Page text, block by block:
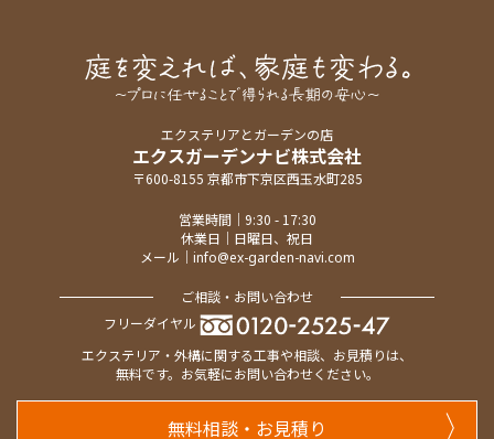
エクステリアとガーデンの店
エクスガーデンナビ株式会社
〒600-8155 京都市下京区西玉水町285
営業時間｜9:30 - 17:30
休業日｜日曜日、祝日
メール｜ info@ex-garden-navi.com
ご相談・お問い合わせ
フリーダイヤル
エクステリア・外構に関する工事や相談、お見積りは、
無料です。お気軽にお問い合わせください。
無料相談・お見積り